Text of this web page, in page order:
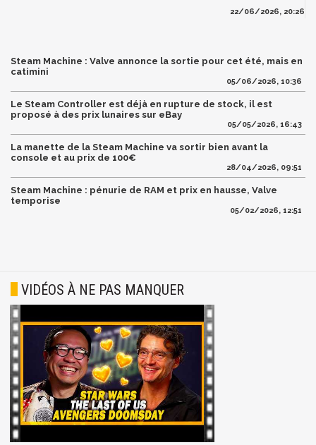
22/06/2026, 20:26
Steam Machine : Valve annonce la sortie pour cet été, mais en
catimini
05/06/2026, 10:36
Le Steam Controller est déjà en rupture de stock, il est
proposé à des prix lunaires sur eBay
05/05/2026, 16:43
La manette de la Steam Machine va sortir bien avant la
console et au prix de 100€
28/04/2026, 09:51
Steam Machine : pénurie de RAM et prix en hausse, Valve
temporise
05/02/2026, 12:51
VIDÉOS À NE PAS MANQUER